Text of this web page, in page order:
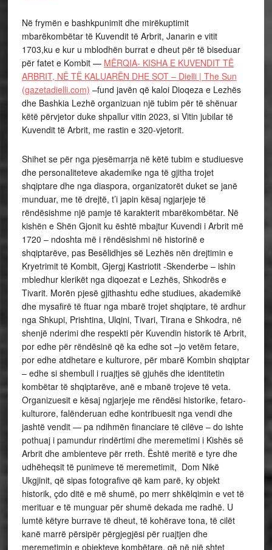
Në frymën e bashkpunimit dhe mirëkuptimit
mbarëkombëtar të Kuvendit të Arbrit, Janarin e vitit
1703,ku e kur u mblodhën burrat e dheut për të biseduar
për fatet e Kombit — MËRQIA- KISHA E KUVENDIT TË
ARBRIT, NË TË KALUARËN DHE SOT – Dielli | The Sun
(gazetadielli.com) –fund javën që kaloi Dioqeza e Lezhës
dhe Bashkia Lezhë organizuan një tubim për të shënuar
këtë përvjetor duke shpallur vitin 2023, si Vitin jubilar të
Kuvendit të Arbrit, me rastin e 320-vjetorit.
Shihet se për nga pjesëmarrja në këtë tubim e studiuesve
dhe personaliteteve akademike nga të gjitha trojet
shqiptare dhe nga diaspora, organizatorët duket se janë
munduar, me të drejtë, t’i japin kësaj ngjarjeje të
rëndësishme një pamje të karakterit mbarëkombëtar. Në
kishën e Shën Gjonit ku është mbajtur Kuvendi i Arbrit më
1720 – ndoshta më i rëndësishmi në historinë e
shqiptarëve, pas Besëlidhjes së Lezhës nën drejtimin e
Kryetrimit të Kombit, Gjergj Kastriotit -Skenderbe – ishin
mbledhur klerikët nga diqoezat e Lezhës, Shkodrës e
Tivarit. Morën pjesë gjithashtu edhe studiues, akademikë
dhe mysafirë të ftuar nga mbarë trojet shqiptare, të ardhur
nga Shkupi, Prishtina, Ulqini, Tivari, Tirana e Shkodra, në
shenjë nderimi dhe respekti për Kuvendin historik të Arbrit,
por edhe për rëndësinë që ka edhe sot –jo vetëm fetare,
por edhe atdhetare e kulturore, për mbarë Kombin shqiptar
– edhe si shembull i ruajtjes së gjuhës dhe identitetin
kombëtar të shqiptarëve, anë e mbanë trojeve të veta.
Organizuesit e kësaj ngjarjeje me rëndësi historike, fetaro-
kulturore, falënderuan edhe kontribuesit nga vendi dhe
jashtë vendit — pa ndihmën financiare të cilëve – do ishte
pothuaj i pamundur rindërtimi dhe meremetimi i Kishës së
Arbrit dhe ambienteve për rreth. Është meritë e tyre dhe
udhëheqsit të punimeve të meremetimit, Dom Nikë
Ukgjinit, që sipas fotografive që kam parë, ky objekt
historik, çdo ditë e më shumë, po merr shkëlqimin e vet të
merituar e të munguar për shumë dekada me radhë. U
lumtë këtyre burrave të dheut, të kohërave tona, të cilët
kanë marrë përsipër përgjegjësi për ruajtjen dhe
meremetimin e objekteve kombëtare, që në një shtet